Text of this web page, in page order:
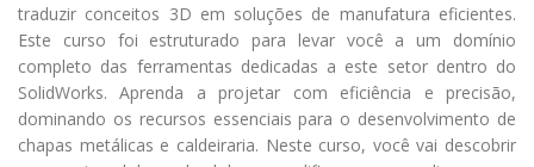
traduzir conceitos 3D em soluções de manufatura eficientes.
Este curso foi estruturado para levar você a um domínio
completo das ferramentas dedicadas a este setor dentro do
SolidWorks. Aprenda a projetar com eficiência e precisão,
dominando os recursos essenciais para o desenvolvimento de
chapas metálicas e caldeiraria. Neste curso, você vai descobrir